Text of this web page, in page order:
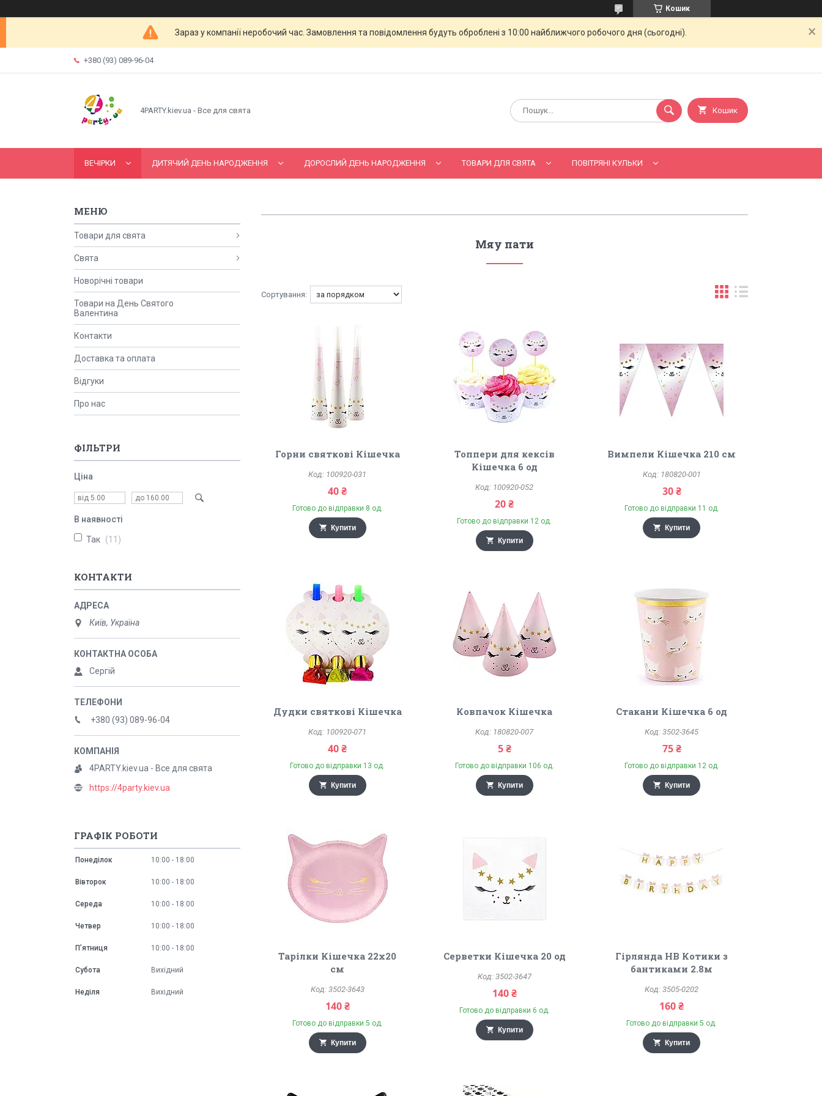
Кошик
Зараз у компанії неробочий час. Замовлення та повідомлення будуть оброблені з 10:00 найближчого робочого дня (сьогодні).
+380 (93) 089-96-04
4PARTY.kiev.ua - Все для свята Кошик
ВЕЧІРКИ ДИТЯЧИЙ ДЕНЬ НАРОДЖЕННЯ ДОРОСЛИЙ ДЕНЬ НАРОДЖЕННЯ ТОВАРИ ДЛЯ СВЯТА ПОВІТРЯНІ КУЛЬКИ
Мяу пати
Горни святкові Кішечка
100920-031
40 ₴
Готово до відправки 8 од.
Купити
Топпери для кексів
Кішечка 6 од
100920-052
20 ₴
Готово до відправки 12 од.
Купити
Вимпели Кішечка 210 см
180820-001
30 ₴
Готово до відправки 11 од.
Купити
Дудки святкові Кішечка
100920-071
40 ₴
Готово до відправки 13 од.
Купити
Ковпачок Кішечка
180820-007
5 ₴
Готово до відправки 106 од.
Купити
Стакани Кішечка 6 од
3502-3645
75 ₴
Готово до відправки 12 од.
Купити
Тарілки Кішечка 22х20
см
3502-3643
140 ₴
Готово до відправки 5 од.
Купити
Серветки Кішечка 20 од
3502-3647
140 ₴
Готово до відправки 6 од.
Купити
Гірлянда HB Котики з
бантиками 2.8м
3505-0202
160 ₴
Готово до відправки 5 од.
Купити
Товари для свята
Свята
Новорічні товари
Товари на День Святого
Валентина
Контакти
Доставка та оплата
Відгуки
Про нас
ФІЛЬТРИ
Ціна
В наявності
Так 11
КОНТАКТИ
Київ, Україна
Сергій
+380 (93) 089-96-04
4PARTY.kiev.ua - Все для свята
https://4party.kiev.ua
ГРАФІК РОБОТИ
Понеділок 10:00 18:00
Вівторок 10:00 18:00
Середа 10:00 18:00
Четвер 10:00 18:00
Пʼятниця 10:00 18:00
Субота Вихідний
Неділя Вихідний